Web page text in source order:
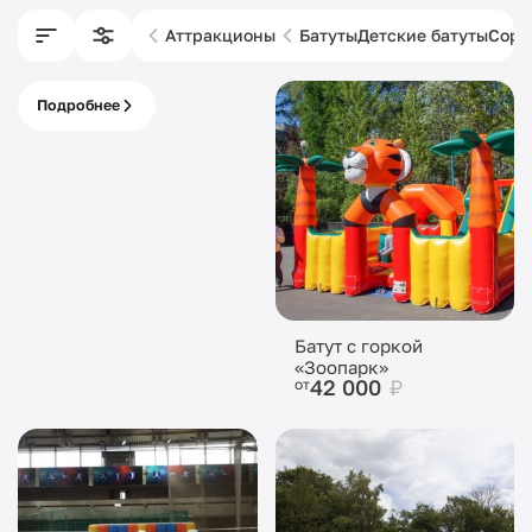
Аттракционы БатутыДетские батуты
Подробнее
Батут с горкой
«Зоопарк»
от42 000 ₽